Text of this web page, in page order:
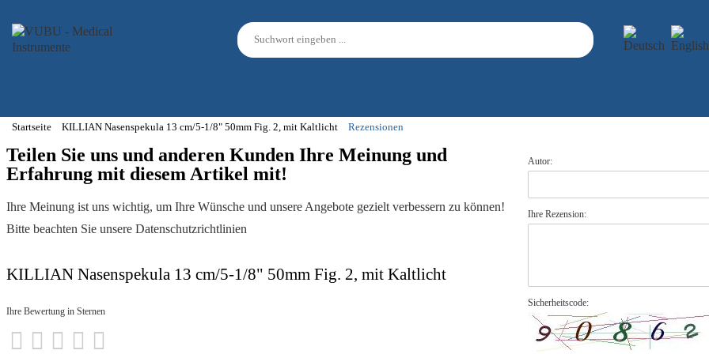
Startseite KILLIAN Nasenspekula 13 cm/5-1/8" 50mm Fig. 2, mit Kaltlicht Rezensionen
Teilen Sie uns und anderen Kunden Ihre Meinung und
Erfahrung mit diesem Artikel mit!
Ihre Meinung ist uns wichtig, um Ihre Wünsche und unsere Angebote gezielt verbessern zu können!
Bitte beachten Sie unsere Datenschutzrichtlinien
KILLIAN Nasenspekula 13 cm/5-1/8" 50mm Fig. 2, mit Kaltlicht
Ihre Bewertung in Sternen
Autor:
Ihre Rezension:
Sicherheitscode: